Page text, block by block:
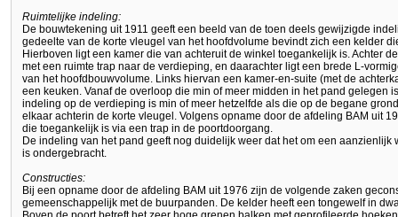
Ruimtelijke indeling:
De bouwtekening uit 1911 geeft een beeld van de toen deels gewijzigde
gedeelte van de korte vleugel van het hoofdvolume bevindt zich een kelder
Hierboven ligt een kamer die van achteruit de winkel toegankelijk is. Achter
met een ruimte trap naar de verdieping, en daarachter ligt een brede L-
van het hoofdbouwvolume. Links hiervan een kamer-en-suite (met de
een keuken. Vanaf de overloop die min of meer midden in het pand gelegen
indeling op de verdieping is min of meer hetzelfde als die op de begane
elkaar achterin de korte vleugel. Volgens opname door de afdeling BAM uit
die toegankelijk is via een trap in de poortdoorgang.
De indeling van het pand geeft nog duidelijk weer dat het om een
is ondergebracht.
Constructies:
Bij een opname door de afdeling BAM uit 1976 zijn de volgende zaken
gemeenschappelijk met de buurpanden. De kelder heeft een tongewelf in